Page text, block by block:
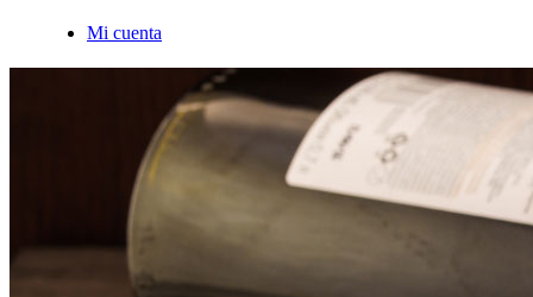
Mi cuenta